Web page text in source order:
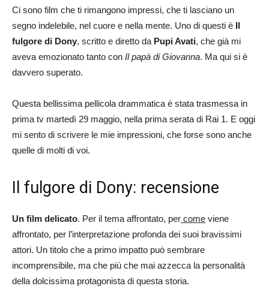
Ci sono film che ti rimangono impressi, che ti lasciano un
segno indelebile, nel cuore e nella mente. Uno di questi è Il
fulgore di Dony, scritto e diretto da Pupi Avati, che già mi
aveva emozionato tanto con Il papà di Giovanna. Ma qui si è
davvero superato.
Questa bellissima pellicola drammatica è stata trasmessa in
prima tv martedì 29 maggio, nella prima serata di Rai 1. E oggi
mi sento di scrivere le mie impressioni, che forse sono anche
quelle di molti di voi.
Il fulgore di Dony: recensione
Un film delicato. Per il tema affrontato, per come viene
affrontato, per l’interpretazione profonda dei suoi bravissimi
attori. Un titolo che a primo impatto può sembrare
incomprensibile, ma che più che mai azzecca la personalità
della dolcissima protagonista di questa storia.